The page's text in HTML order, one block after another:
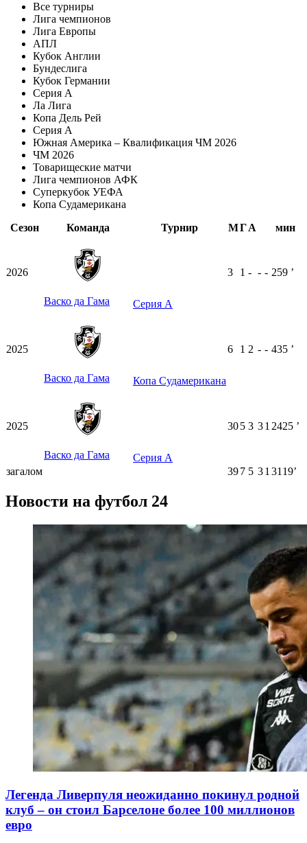
Все турниры
Лига чемпионов
Лига Европы
АПЛ
Кубок Англии
Бундеслига
Кубок Германии
Серия А
Ла Лига
Копа Дель Рей
Серия А
Южная Америка – Квалификация ЧМ 2026
ЧМ 2026
Товарищеские матчи
Лига чемпионов АФК
Суперкубок УЕФА
Копа Судамерикана
Сезон
Команда Турнир МГА мин
2026
Васко да Гама Серия А
3 1 - - - 259 ʼ
2025
Васко да Гама Копа Судамерикана
6 1 2 - - 435 ʼ
2025
Васко да Гама Серия А
305 3 31 2425 ʼ
загалом 397 5 31 3119ʼ
Новости на футбол 24
Легенда Ливерпуля неожиданно покинул родной
клуб – он стоил Барселоне более 100 миллионов
евро